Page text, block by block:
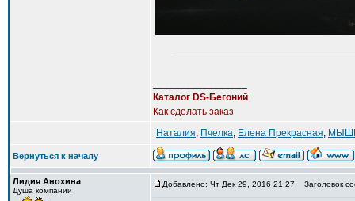
Каталог DS-Бегоний
Как сделать заказ
Наталия, Пчелка, Елена Прекрасная,
Вернуться к началу
Лидия Анохина
Душа компании
Добавлено: Чт Дек 29, 2016 21:27 Заголовок